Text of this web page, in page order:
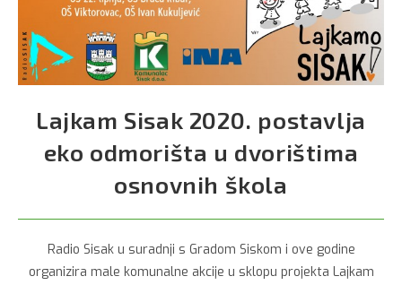
Lajkam Sisak 2020. postavlja
eko odmorišta u dvorištima
osnovnih škola
Radio Sisak u suradnji s Gradom Siskom i ove godine
organizira male komunalne akcije u sklopu projekta Lajkam